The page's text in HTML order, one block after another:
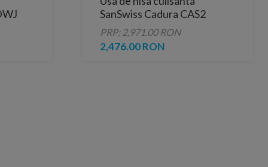
SanSwiss Cadura CAS2
110xH200 cm profil negru
mat
PRP: 2,971.00 RON
2,476.00 RON